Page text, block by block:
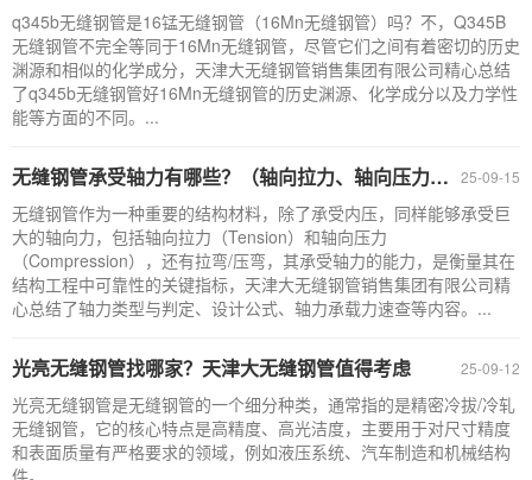
q345b无缝钢管是16锰无缝钢管（16Mn无缝钢管）吗？不，Q345B
无缝钢管不完全等同于16Mn无缝钢管，尽管它们之间有着密切的历史
渊源和相似的化学成分，天津大无缝钢管销售集团有限公司精心总结
了q345b无缝钢管好16Mn无缝钢管的历史渊源、化学成分以及力学性
能等方面的不同。...
25-09-15
无缝钢管承受轴力有哪些？（轴向拉力、轴向压力、拉弯/压弯）
无缝钢管作为一种重要的结构材料，除了承受内压，同样能够承受巨
大的轴向力，包括轴向拉力（Tension）和轴向压力
（Compression），还有拉弯/压弯，其承受轴力的能力，是衡量其在
结构工程中可靠性的关键指标，天津大无缝钢管销售集团有限公司精
心总结了轴力类型与判定、设计公式、轴力承载力速查等内容。...
25-09-12
光亮无缝钢管找哪家？天津大无缝钢管值得考虑
光亮无缝钢管是无缝钢管的一个细分种类，通常指的是精密冷拔/冷轧
无缝钢管，它的核心特点是高精度、高光洁度，主要用于对尺寸精度
和表面质量有严格要求的领域，例如液压系统、汽车制造和机械结构
件。...